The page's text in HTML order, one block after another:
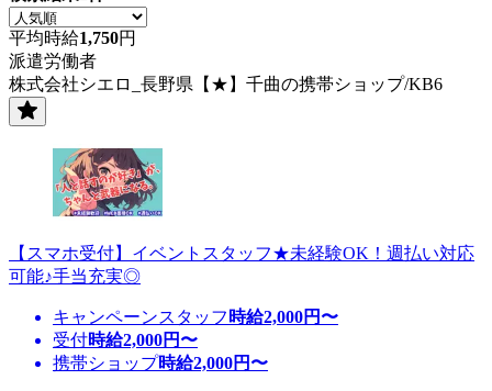
平均時給1,750円
派遣労働者
株式会社シエロ_長野県【★】千曲の携帯ショップ/KB6
【スマホ受付】イベントスタッフ★未経験OK！週払い対応
可能♪手当充実◎
キャンペーンスタッフ 時給2,000円〜
受付時給2,000円〜
携帯ショップ時給2,000円〜